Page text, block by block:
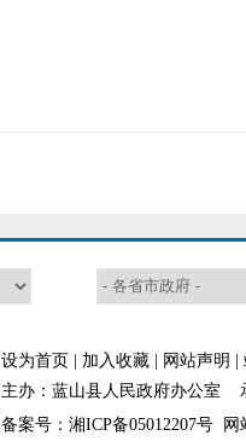
设为首页 加入收藏 网站声明
主办：蓝山县人民政府办公室
备案号：湘ICP备05012207号 网